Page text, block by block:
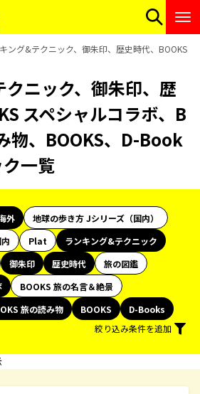
ング&テクニック、御朱印、歴史時代、BOOKS
クニック、御朱印、歴
スペシャルコラボ、B
物、BOOKS、D-Book
一覧
外
地球の歩き方 Jシリーズ（国内）
Plat
ランキング&テクニック
御朱印 歴史時代
旅の図鑑
BOOKS 旅の名言＆絶景
旅の読み物 BOOKS
D-Books
絞り込み条件を追加